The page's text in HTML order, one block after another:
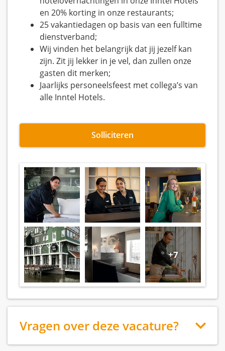
en 20% korting in onze restaurants;
25 vakantiedagen op basis van een fulltime
dienstverband;
Wij vinden het belangrijk dat jij jezelf kan
zijn. Zit jij lekker in je vel, dan zullen onze
gasten dit merken;
Jaarlijks personeelsfeest met collega’s van
alle Inntel Hotels.
Solliciteren
+7
Vragen over deze vacature?